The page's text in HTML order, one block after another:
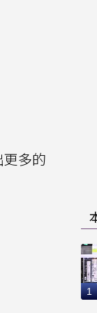
多的